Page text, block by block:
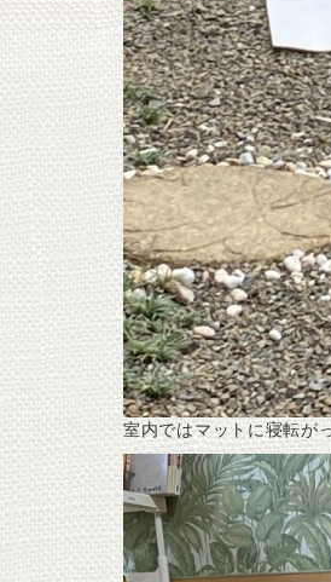
室内ではマットに寝転が